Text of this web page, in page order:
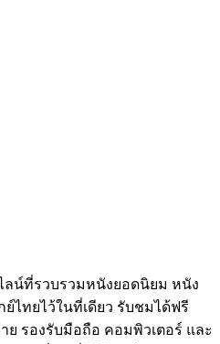
ไลน์ที่รวบรวมหนังยอดนิยม หนัง
ไทยไว้ในที่เดียว รับชมได้ฟรี
ย รองรับมือถือ คอมพิวเตอร์ และ